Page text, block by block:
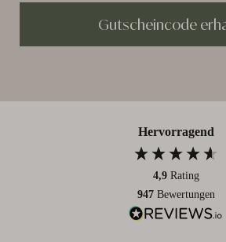
Gutscheincode
Hervorragend
4,9 Rating
947 Bewertungen